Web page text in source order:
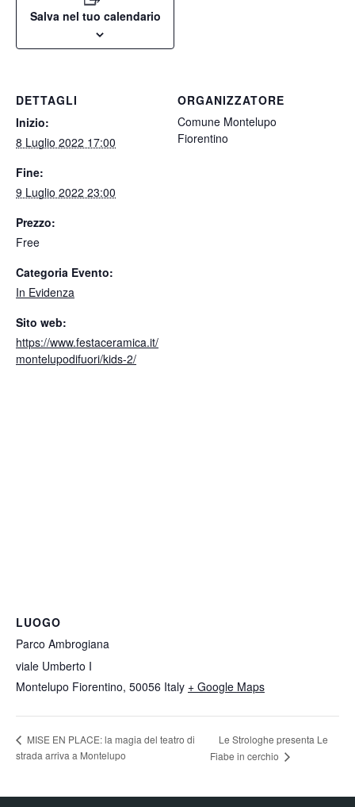
Salva nel tuo calendario
DETTAGLI
Inizio:
8 Luglio 2022 17:00
Fine:
9 Luglio 2022 23:00
Prezzo:
Free
Categoria Evento:
In Evidenza
Sito web:
https://www.festaceramica.it/
montelupodifuori/kids-2/
ORGANIZZATORE
Comune Montelupo
Fiorentino
LUOGO
Parco Ambrogiana
viale Umberto I
Montelupo Fiorentino, 50056 Italy + Google Maps
MISE EN PLACE: la magia del teatro di
strada arriva a Montelupo
Le Strologhe presenta Le
Fiabe in cerchio